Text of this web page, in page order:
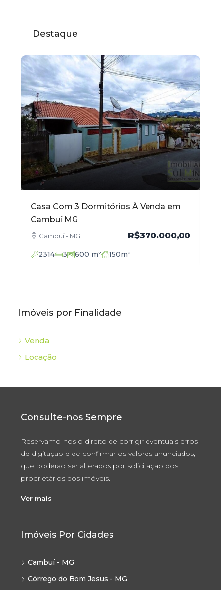
Destaque
Apartamento com 102 m² no Centro à
Venda em Cambuí MG
Cambuí - MG R$520.000,00
2136 3 102m²
Imóveis por Finalidade
Venda
Locação
Consulte-nos Sempre
Reservamo-nos o direito de corrigir eventuais erros
de digitação e de confirmar os valores anunciados,
que poderão ser alterados por solicitação dos
proprietários dos imóveis.
Ver mais
Imóveis Por Cidades
Cambuí - MG
Córrego do Bom Jesus - MG